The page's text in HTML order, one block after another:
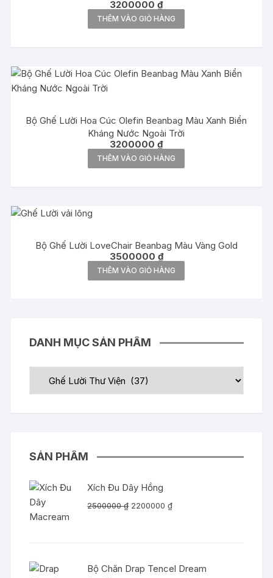
3200000₫
THÊM VÀO GIỎ HÀNG
Bộ Ghế Lười Hoa Cúc Olefin Beanbag Màu Xanh Biển
Kháng Nước Ngoài Trời
3200000₫
THÊM VÀO GIỎ HÀNG
Bộ Ghế Lười LoveChair Beanbag Màu Vàng Gold
3500000 ₫
THÊM VÀO GIỎ HÀNG
DANH MỤC SẢN PHẨM
SẢN PHẨM
Xích Đu Dây Hồng
2500000₫ Giá
2200000₫Giá
2200000 ₫.
Bộ Chăn Drap Tencel Dream